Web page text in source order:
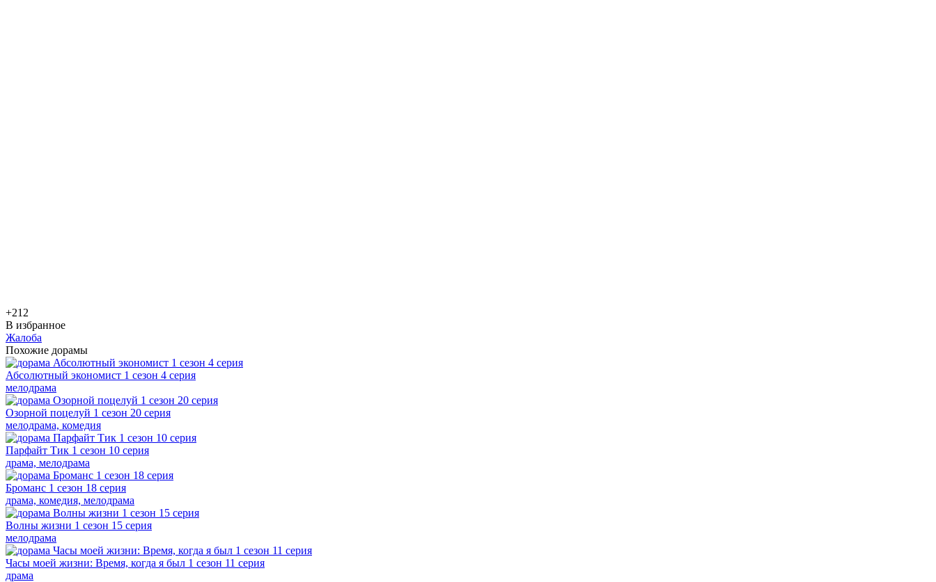
+212
В избранное
Жалоба
Похожие дорамы
Абсолютный экономист 1 сезон 4 серия
мелодрама
Озорной поцелуй 1 сезон 20 серия
мелодрама, комедия
Парфайт Тик 1 сезон 10 серия
драма, мелодрама
Броманс 1 сезон 18 серия
драма, комедия, мелодрама
Волны жизни 1 сезон 15 серия
мелодрама
Часы моей жизни: Время, когда я был 1 сезон 11 серия
драма